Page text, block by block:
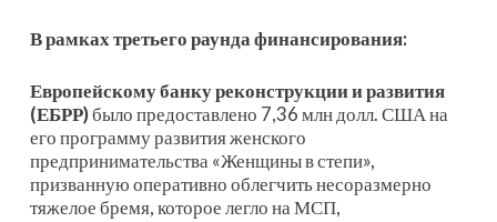
В рамках третьего раунда финансирования:
Европейскому банку реконструкции и развития
(ЕБРР)было предоставлено 7,36 млн долл. США на
его программу развития женского
предпринимательства «Женщины в степи»,
призванную оперативно облегчить несоразмерно
тяжелое бремя, которое легло на МСП,